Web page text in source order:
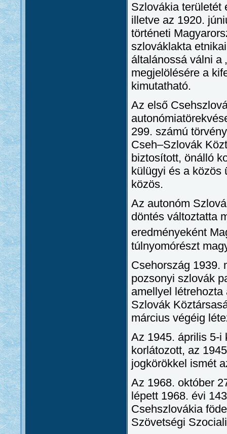
Szlovákia területét
illetve az 1920.
történeti
szlováklakta
általánossá válni a
megjelölésére a
kimutatható.
Az első
299. számú
Cseh–Szlovák
biztosított, önálló
külügyi és a közös
közös.
Az autonóm
döntés változtatta
eredményeként
túlnyomórészt
Csehország 1939.
pozsonyi szlovák
amellyel
Szlovák
március végéig
Az 1945. április 5-i
korlátozott, az
jogkörökkel ismét
Az 1968. október
lépett 1968. évi
Csehszlovákia
Szövetségi